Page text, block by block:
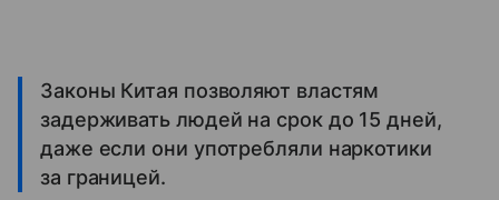
Законы Китая позволяют властям
задерживать людей на срок до 15 дней,
даже если они употребляли наркотики
за границей.